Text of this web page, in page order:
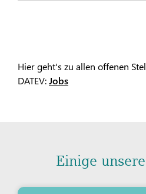
Hier geht's zu allen offenen
DATEV:Jobs
Einige